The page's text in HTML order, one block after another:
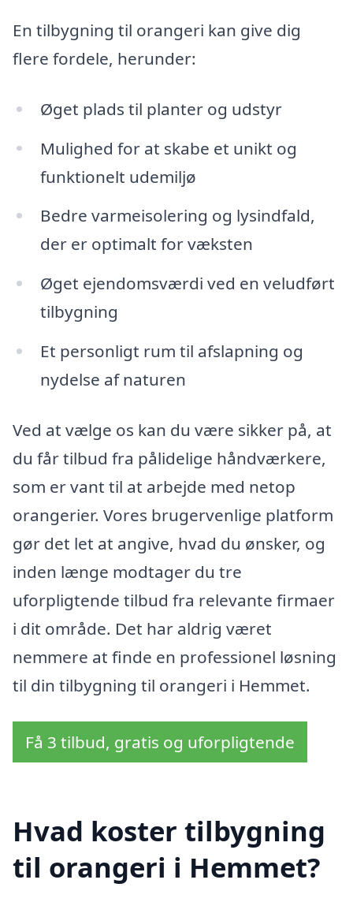
En tilbygning til orangeri kan give dig
flere fordele, herunder:
Øget plads til planter og udstyr
Mulighed for at skabe et unikt og
funktionelt udemiljø
Bedre varmeisolering og lysindfald,
der er optimalt for væksten
Øget ejendomsværdi ved en veludført
tilbygning
Et personligt rum til afslapning og
nydelse af naturen
Ved at vælge os kan du være sikker på, at
du får tilbud fra pålidelige håndværkere,
som er vant til at arbejde med netop
orangerier. Vores brugervenlige platform
gør det let at angive, hvad du ønsker, og
inden længe modtager du tre
uforpligtende tilbud fra relevante firmaer
i dit område. Det har aldrig været
nemmere at finde en professionel løsning
til din tilbygning til orangeri i Hemmet.
Få 3 tilbud, gratis og uforpligtende
Hvad koster tilbygning
til orangeri i Hemmet?